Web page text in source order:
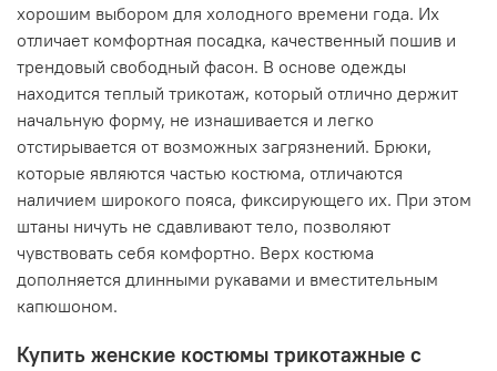
хорошим выбором для холодного времени года. Их
отличает комфортная посадка, качественный пошив и
трендовый свободный фасон. В основе одежды
находится теплый трикотаж, который отлично держит
начальную форму, не изнашивается и легко
отстирывается от возможных загрязнений. Брюки,
которые являются частью костюма, отличаются
наличием широкого пояса, фиксирующего их. При этом
штаны ничуть не сдавливают тело, позволяют
чувствовать себя комфортно. Верх костюма
дополняется длинными рукавами и вместительным
капюшоном.
Купить женские костюмы трикотажные с